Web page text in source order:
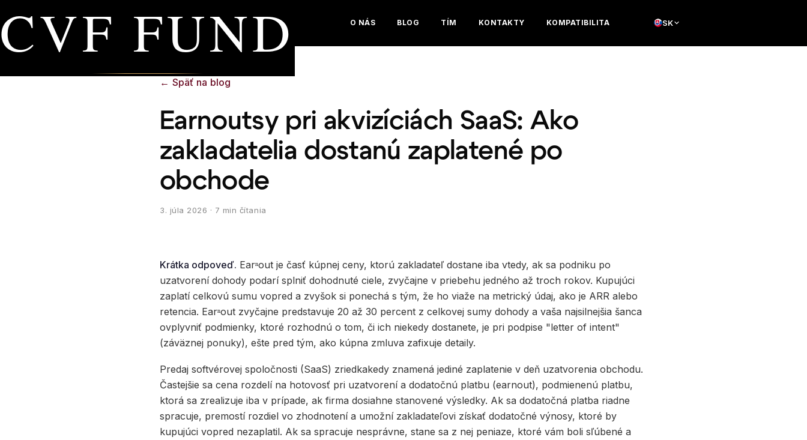
CVF FUND SK
O NÁS BLOG TÍM KONTAKTY KOMPATIBILITA
← Späť na blog
Earnoutsy pri akvizíciách SaaS: Ako
zakladatelia dostanú zaplatené po
obchode
3. júla 2026 · 7 min čítania
Krátka odpoveď. Earⁿout je časť kúpnej ceny, ktorú zakladateľ dostane iba vtedy, ak sa podniku po
uzatvorení dohody podarí splniť dohodnuté ciele, zvyčajne v priebehu jedného až troch rokov. Kupujúci
zaplatí celkovú sumu vopred a zvyšok si ponechá s tým, že ho viaže na metrický údaj, ako je ARR alebo
retencia. Earⁿout zvyčajne predstavuje 20 až 30 percent z celkovej sumy dohody a vaša najsilnejšia šanca
ovplyvniť podmienky, ktoré rozhodnú o tom, či ich niekedy dostanete, je pri podpise "letter of intent"
(záväznej ponuky), ešte pred tým, ako kúpna zmluva zafixuje detaily.
Predaj softvérovej spoločnosti (SaaS) zriedkakedy znamená jediné zaplatenie v deň uzatvorenia obchodu.
Častejšie sa cena rozdelí na hotovosť pri uzatvorení a dodatočnú platbu (earnout), podmienenú platbu,
ktorá sa zrealizuje iba v prípade, ak firma dosiahne stanovené výsledky. Ak sa dodatočná platba riadne
spracuje, premostí rozdiel vo zhodnotení a umožní zakladateľovi získať dodatočné výnosy, ktoré by
kupujúci vopred nezaplatil. Ak sa spracuje nesprávne, stane sa z nej peniaze, ktoré vám boli sľúbené a